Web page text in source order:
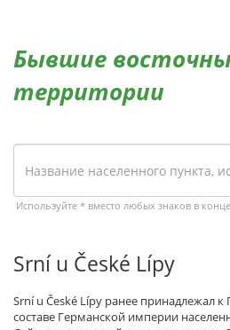
Бывшие
территории
Используйте * вместо любых знаков в
Srní u České Lípy
Srní u České Lípy ранее принадлежал
составе Германской империи